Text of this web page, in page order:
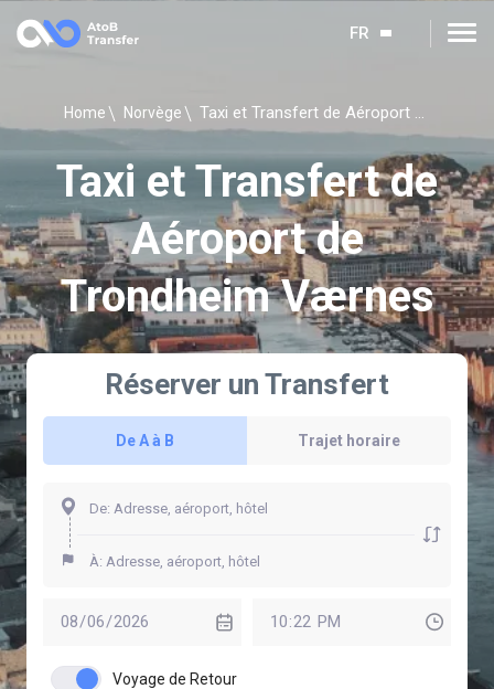
FR
Home Norvège Taxi et Transfert de Aéroport de Trondheim Værnes
Taxi et Transfert de
Aéroport de
Trondheim Værnes
Réserver un Transfert
De A à B Trajet horaire
Voyage de Retour